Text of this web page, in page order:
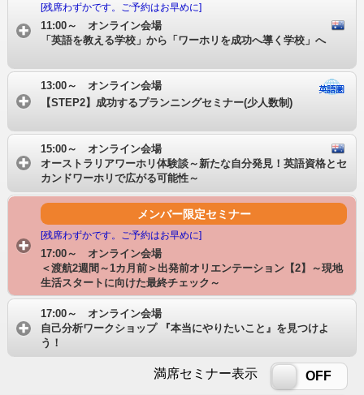
[残席わずかです。ご予約はお早めに]
11:00～ オンライン会場
「英語を教える学校」から「ワーホリを成功へ導く学校」へ
13:00～ オンライン会場
【STEP2】成功するプランニングセミナー(少人数制)
15:00～ オンライン会場
オーストラリアワーホリ体験談～新たな自分発見！英語資格とセ
カンドワーホリで広がる可能性～
メンバー限定セミナー
[残席わずかです。ご予約はお早めに]
17:00～ オンライン会場
＜渡航2週間～1カ月前＞出発前オリエンテーション【2】～現地
生活スタートに向けた最終チェック～
17:00～ オンライン会場
自己分析ワークショップ 『本当にやりたいこと』を見つけよ
う！
満席セミナー表示ON OFF